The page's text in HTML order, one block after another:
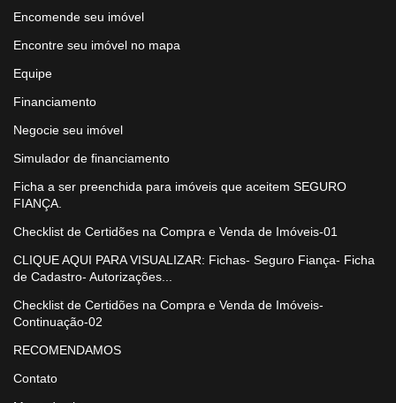
Encomende seu imóvel
Encontre seu imóvel no mapa
Equipe
Financiamento
Negocie seu imóvel
Simulador de financiamento
Ficha a ser preenchida para imóveis que aceitem SEGURO
FIANÇA.
Checklist de Certidões na Compra e Venda de Imóveis-01
CLIQUE AQUI PARA VISUALIZAR: Fichas- Seguro Fiança- Ficha
de Cadastro- Autorizações...
Checklist de Certidões na Compra e Venda de Imóveis-
Continuação-02
RECOMENDAMOS
Contato